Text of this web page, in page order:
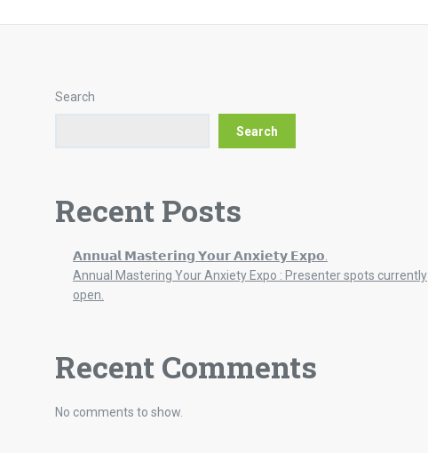
Search
Search
Recent Posts
𝗔𝗻𝗻𝘂𝗮𝗹 𝗠𝗮𝘀𝘁𝗲𝗿𝗶𝗻𝗴 𝗬𝗼𝘂𝗿 𝗔𝗻𝘅𝗶𝗲𝘁𝘆 𝗘𝘅𝗽𝗼.
Annual Mastering Your Anxiety Expo : Presenter spots currently
open.
Recent Comments
No comments to show.